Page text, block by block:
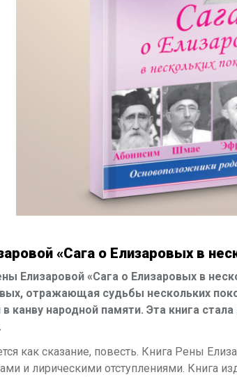
«Сага о Елизаровых в
Елизаровой «Сага о Елизаровых в
отражающая судьбы нескольких
канву народной памяти. Эта книга
как сказание, повесть. Книга Рены
и лирическими отступлениями. Книга